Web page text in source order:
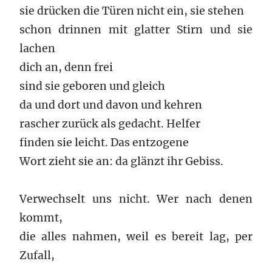
sie drücken die Türen nicht ein, sie stehen
schon drinnen mit glatter Stirn und sie
lachen
dich an, denn frei
sind sie geboren und gleich
da und dort und davon und kehren
rascher zurück als gedacht. Helfer
finden sie leicht. Das entzogene
Wort zieht sie an: da glänzt ihr Gebiss.
Verwechselt uns nicht. Wer nach denen
kommt,
die alles nahmen, weil es bereit lag, per
Zufall,